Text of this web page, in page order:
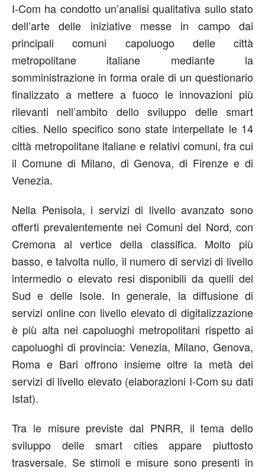
I-Com ha condotto un’analisi qualitativa sullo stato
dell’arte delle iniziative messe in campo dai
principali comuni capoluogo delle città
metropolitane italiane mediante la
somministrazione in forma orale di un questionario
finalizzato a mettere a fuoco le innovazioni più
rilevanti nell’ambito dello sviluppo delle smart
cities. Nello specifico sono state interpellate le 14
città metropolitane italiane e relativi comuni, fra cui
il Comune di Milano, di Genova, di Firenze e di
Venezia.
Nella Penisola, i servizi di livello avanzato sono
offerti prevalentemente nei Comuni del Nord, con
Cremona al vertice della classifica. Molto più
basso, e talvolta nullo, il numero di servizi di livello
intermedio o elevato resi disponibili da quelli del
Sud e delle Isole. In generale, la diffusione di
servizi online con livello elevato di digitalizzazione
è più alta nei capoluoghi metropolitani rispetto ai
capoluoghi di provincia: Venezia, Milano, Genova,
Roma e Bari offrono insieme oltre la metà dei
servizi di livello elevato (elaborazioni I-Com su dati
Istat).
Tra le misure previste dal PNRR, il tema dello
sviluppo delle smart cities appare piuttosto
trasversale. Se stimoli e misure sono presenti in